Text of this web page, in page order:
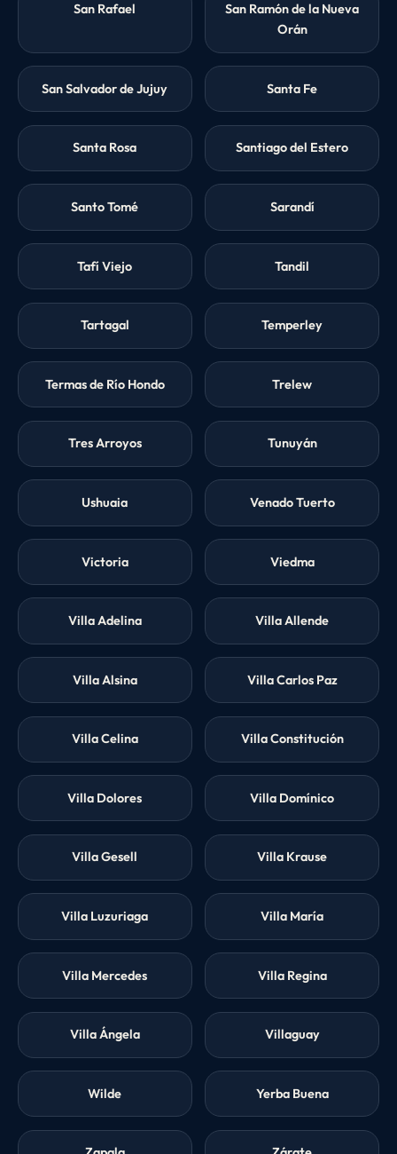
San Rafael
San Ramón de la Nueva
Orán
San Salvador de Jujuy Santa Fe
Santa Rosa Santiago del Estero
Santo Tomé Sarandí
Tafí Viejo Tandil
Tartagal Temperley
Termas de Río Hondo Trelew
Tres Arroyos Tunuyán
Ushuaia Venado Tuerto
Victoria Viedma
Villa Adelina Villa Allende
Villa Alsina Villa Carlos Paz
Villa Celina Villa Constitución
Villa Dolores Villa Domínico
Villa Gesell Villa Krause
Villa Luzuriaga Villa María
Villa Mercedes Villa Regina
Villa Ángela Villaguay
Wilde Yerba Buena